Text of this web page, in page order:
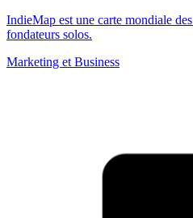
IndieMap est une carte mondiale
fondateurs solos.
Marketing et Business